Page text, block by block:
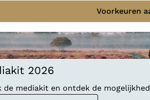
Voorkeuren
2026
de mediakit en ontdek de